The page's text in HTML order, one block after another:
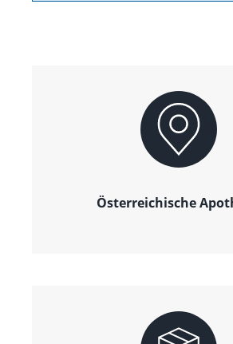
Österreichische